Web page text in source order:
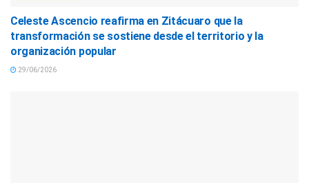
Celeste Ascencio reafirma en Zitácuaro que la
transformación se sostiene desde el territorio y la
organización popular
29/06/2026